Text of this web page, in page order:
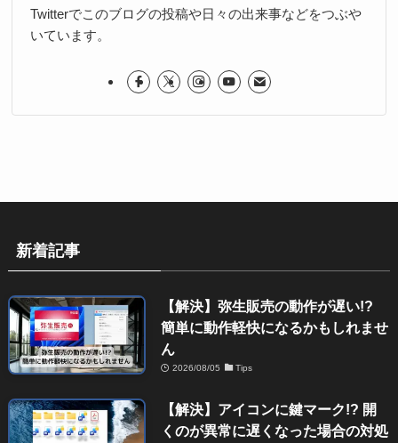
Twitterでこのブログの投稿や日々の出来事などをつぶや
いています。
新着記事
【解決】弥生販売の動作が遅い!?
簡単に動作軽快になるかもしれませ
ん
2026/08/05 Tips
【解決】アイコンに鍵マーク!? 開
くのが異常に遅くなった場合の対処